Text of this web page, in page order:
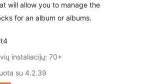
will allow you to manage the
for an album or albums.
instaliacijų: 70+
su 4.2.39